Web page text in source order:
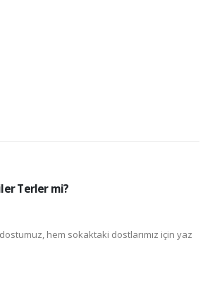
Terler mi?
hem sokaktaki dostlarımız için yaz